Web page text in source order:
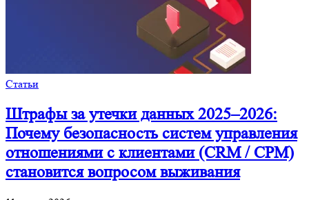
Статьи
Штрафы за утечки данных 2025–2026:
Почему безопасность систем управления
отношениями с клиентами (CRM / СРМ)
становится вопросом выживания